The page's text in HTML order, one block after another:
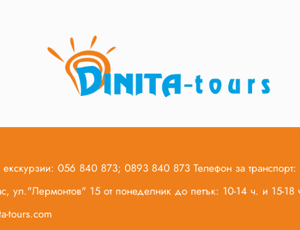
екскурзии: 056 840 873; 0893 840 873 Телефон за
ул."Лермонтов" 15 от понеделник до петък: 10-14 ч. и 15-
tours.com